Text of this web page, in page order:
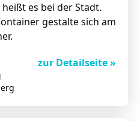
es bei der Stadt.
gestalte sich am
zur Detailseite »